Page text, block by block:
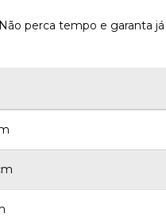
perca tempo e garanta